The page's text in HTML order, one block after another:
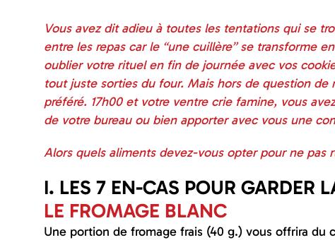
Vous avez dit adieu à toutes les tentations qui se
entre les repas car le “une cuillère” se transforme
oublier votre rituel en fin de journée avec vos
tout juste sorties du four. Mais hors de question
préféré. 17h00 et votre ventre crie famine, vous
de votre bureau ou bien apporter avec vous une
Alors quels aliments devez-vous opter pour ne pas
I. LES 7 EN-CAS POUR GARDER
LE FROMAGE BLANC
Une portion de fromage frais (40 g.) vous offrira du